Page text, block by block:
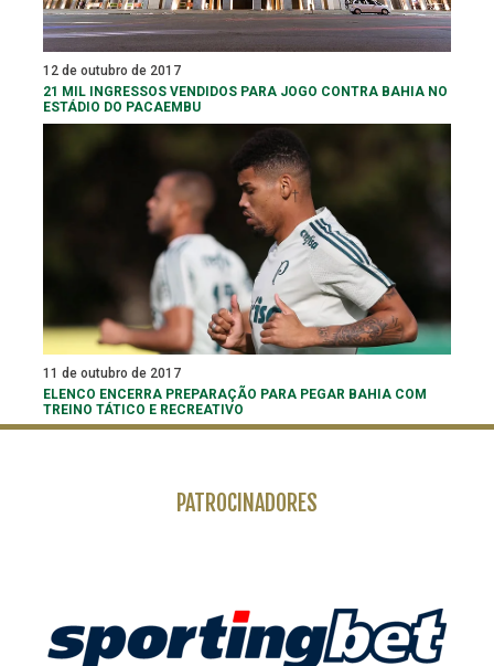
12 de outubro de 2017
21 MIL INGRESSOS VENDIDOS PARA JOGO CONTRA BAHIA NO
ESTÁDIO DO PACAEMBU
11 de outubro de 2017
ELENCO ENCERRA PREPARAÇÃO PARA PEGAR BAHIA COM
TREINO TÁTICO E RECREATIVO
PATROCINADORES